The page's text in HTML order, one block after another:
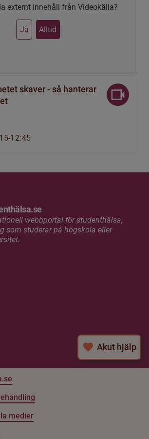
externt innehåll från Videokälla?
Ja Alltid
skaver - så hanterar
12:45
Akut hjälp
webbportal för studenthälsa,
som studerar på högskola eller
medier